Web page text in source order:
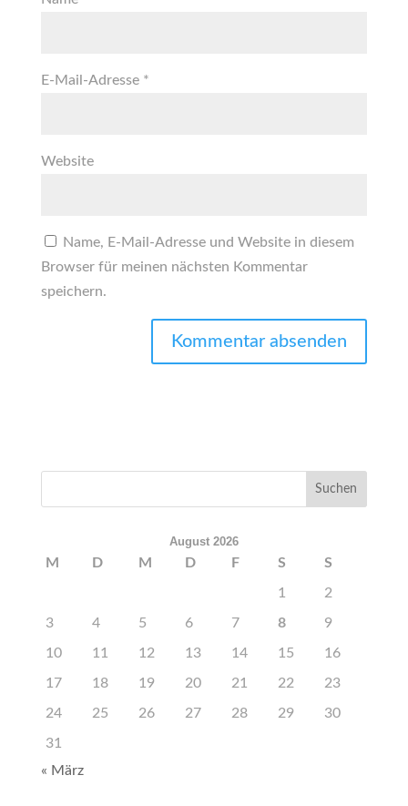
E-Mail-Adresse *
Website
Name, E-Mail-Adresse und Website in diesem
Browser für meinen nächsten Kommentar
speichern.
August 2026
M D M D F S S
1 2
3 4 5 6 7 8 9
10 11 12 13 14 15 16
17 18 19 20 21 22 23
24 25 26 27 28 29 30
31
« März